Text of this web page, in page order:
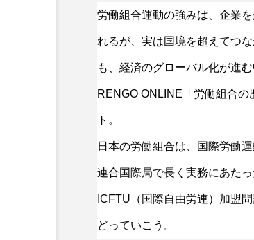
労働組合運動の強みは、企業
れるが、実は国境を超えてつ
も、経済のグローバル化が進
RENGO ONLINE「労働組合
ト。
日本の労働組合は、国際労働
連合国際局で長く実務にあた
ICFTU（国際自由労連）加盟
どっていこう。
ユニオンヒスト
［民間政治臨